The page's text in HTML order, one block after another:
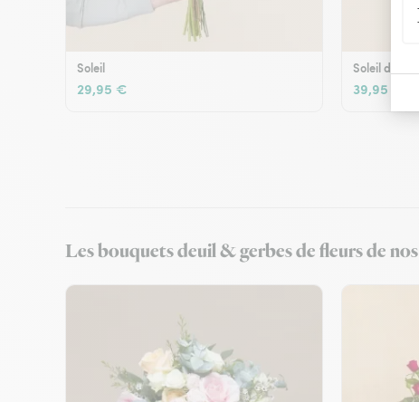
Soleil
29,95 €
Soleil d'été
39,95 €
Les bouquets deuil & gerbes de fleurs de